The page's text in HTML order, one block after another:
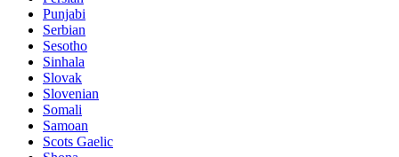
Punjabi
Serbian
Sesotho
Sinhala
Slovak
Slovenian
Somali
Samoan
Scots Gaelic